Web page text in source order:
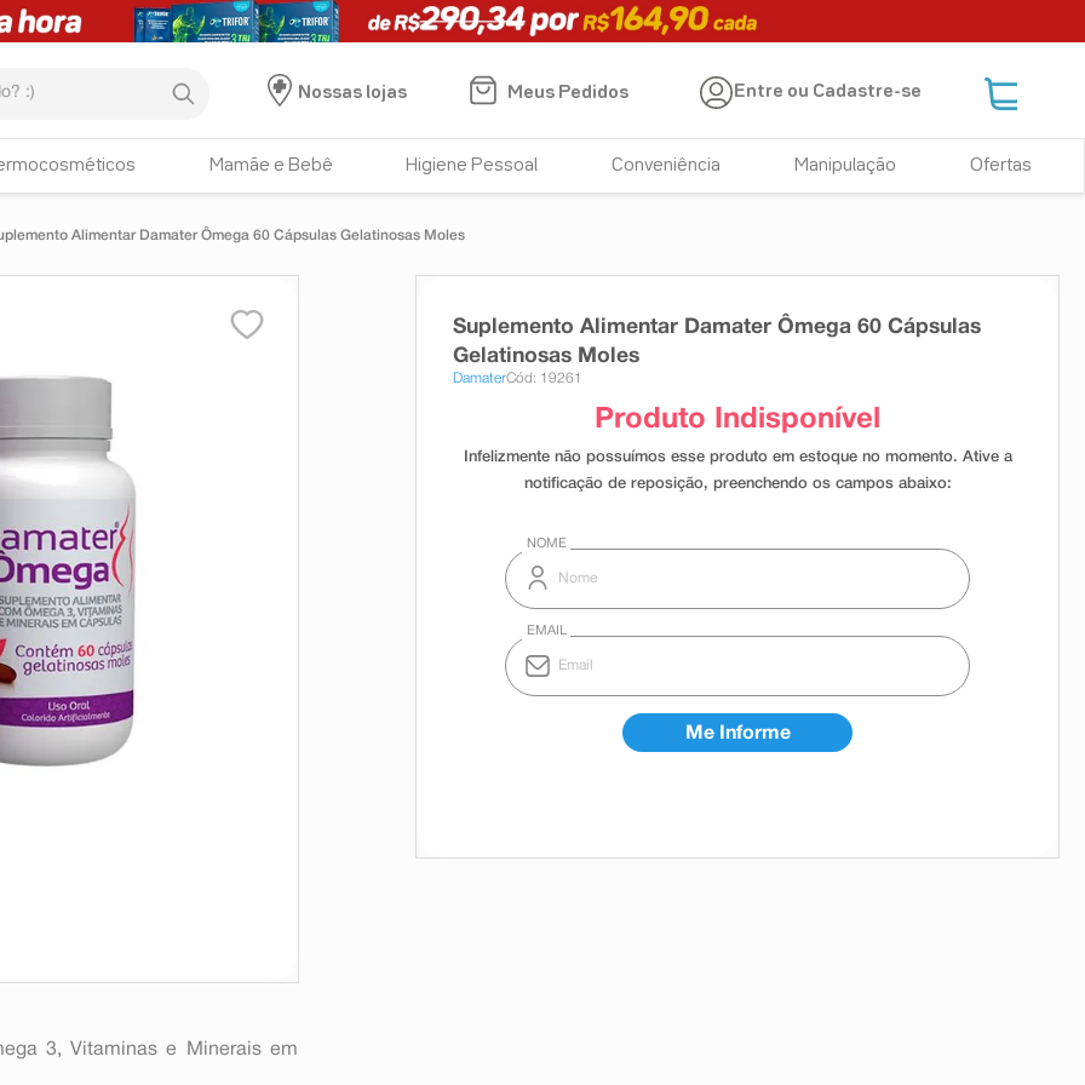
Nossas lojas
Meus Pedidos Entre ou Cadastre-se
Mamãe e Bebê Higiene Pessoal Conveniência Manipulação Ofertas
Alimentar Damater Ômega 60 Cápsulas Gelatinosas Moles
3, Vitaminas e Minerais em
Suplemento Alimentar Damater Ômega 60 Cápsulas
Gelatinosas Moles
DamaterCód: 19261